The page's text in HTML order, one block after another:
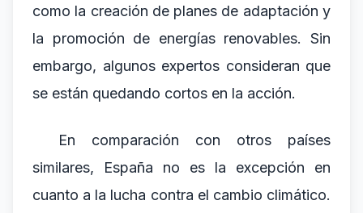
como la creación de planes de adaptación y
la promoción de energías renovables. Sin
embargo, algunos expertos consideran que
se están quedando cortos en la acción.
En comparación con otros países
similares, España no es la excepción en
cuanto a la lucha contra el cambio climático.